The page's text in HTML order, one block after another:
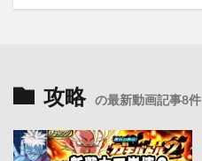
攻略 の最新動画記事8件